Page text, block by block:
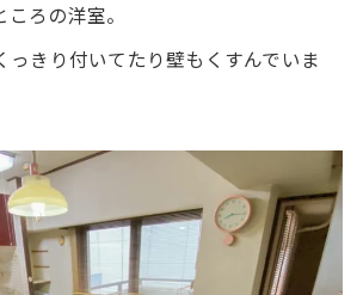
ろの洋室。
っきり付いてたり壁もくすんでいま